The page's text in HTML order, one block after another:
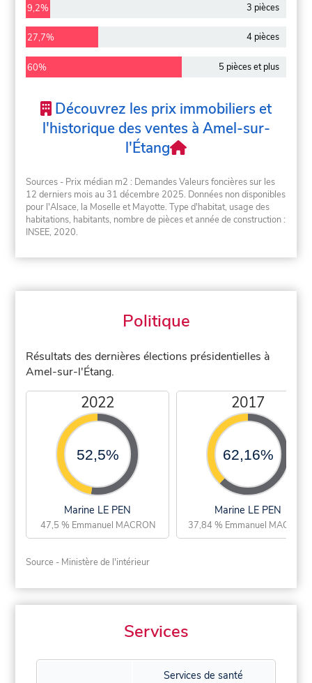
9,2% 3 pièces
27,7% 4 pièces
60% 5 pièces et plus
Découvrez les prix immobiliers et
l'historique des ventes à Amel-sur-
l'Étang
Sources - Prix médian m2 : Demandes Valeurs foncières sur les
12 derniers mois au 31 décembre 2025. Données non disponibles
pour l'Alsace, la Moselle et Mayotte. Type d'habitat, usage des
habitations, habitants, nombre de pièces et année de construction :
INSEE, 2020.
Politique
Résultats des dernières élections présidentielles à
Amel-sur-l'Étang.
2022
52,5%
Marine LE PEN
47,5 % Emmanuel MACRON
2017
62,16%
Marine LE PEN
37,84 % Emmanuel MACRON
Source - Ministère de l'intérieur
Services
Services de santé